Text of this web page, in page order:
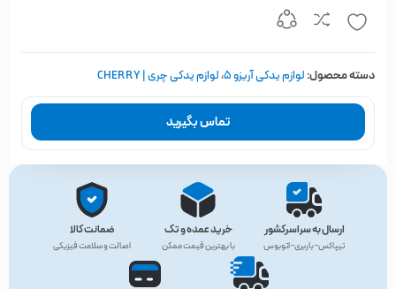
دسته محصول:لوازم یدکی آریزو 5 ،لوازم یدکی چری | CHERRY
تماس بگیرید
ارسال به سراسرکشور
تیپاکس- باربری- اتوبوس
خرید عمده و تک
با بهترین قیمت ممکن
ضمانت کالا
اصالت و سلامت فیزیکی